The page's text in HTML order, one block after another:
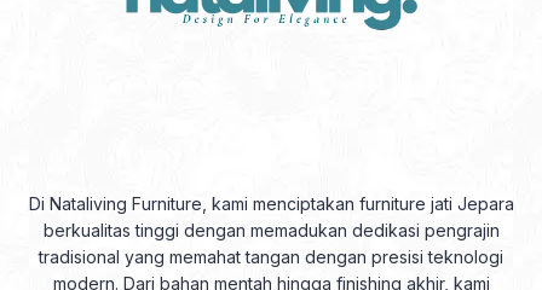
Di Nataliving Furniture, kami menciptakan furniture jati Jepara
berkualitas tinggi dengan memadukan dedikasi pengrajin
tradisional yang memahat tangan dengan presisi teknologi
modern. Dari bahan mentah hingga finishing akhir, kami